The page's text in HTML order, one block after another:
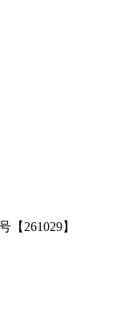
261029】